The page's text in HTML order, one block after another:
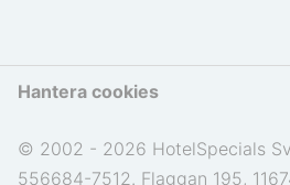
Hantera cookies
© 2002 - 2026 HotelSpecials
556684-7512. Flaggan 195,